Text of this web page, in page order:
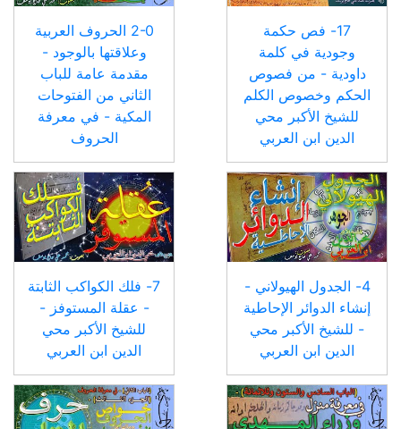
17- فص حكمة
وجودية في كلمة
داودية - من فصوص
الحكم وخصوص الكلم
للشيخ الأكبر محي
الدين ابن العربي
2-0 الحروف العربية
وعلاقتها بالوجود -
مقدمة عامة للباب
الثاني من الفتوحات
المكية - في معرفة
الحروف
4- الجدول الهيولاني -
إنشاء الدوائر الإحاطية
- للشيخ الأكبر محي
الدين ابن العربي
7- فلك الكواكب الثابتة
- عقلة المستوفز -
للشيخ الأكبر محي
الدين ابن العربي